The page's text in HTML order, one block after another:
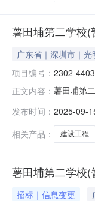
薯田埔第二学校
广东省｜深圳市｜光
项目编号： 2302-
正文内容： 薯田埔第
发布时间： 2025-09-
相关产品：
建设工程
薯田埔第二学校
招标｜信息变更